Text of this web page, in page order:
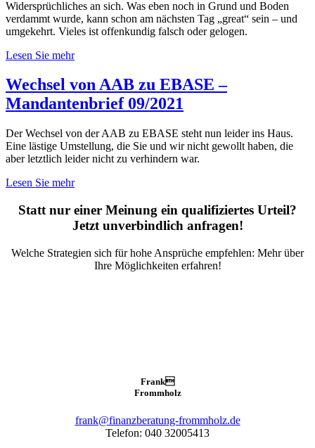
Widersprüchliches an sich. Was eben noch in Grund und Boden
verdammt wurde, kann schon am nächsten Tag „great“ sein – und
umgekehrt. Vieles ist offenkundig falsch oder gelogen.
Lesen Sie mehr
Wechsel von AAB zu EBASE –
Mandantenbrief 09/2021
Der Wechsel von der AAB zu EBASE steht nun leider ins Haus.
Eine lästige Umstellung, die Sie und wir nicht gewollt haben, die
aber letztlich leider nicht zu verhindern war.
Lesen Sie mehr
Statt nur einer Meinung ein qualifiziertes Urteil?
Jetzt unverbindlich anfragen!
Welche Strategien sich für hohe Ansprüche empfehlen: Mehr über
Ihre Möglichkeiten erfahren!
Frank
Frommholz
frank@finanzberatung-frommholz.de
Telefon: 040 32005413